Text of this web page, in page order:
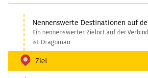
Nennenswerte Destinationen auf
Ein nennenswerter Zielort auf der
ist Dragoman.
Ziel